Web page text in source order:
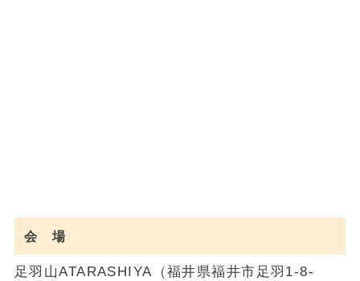
会 場
足羽山ATARASHIYA（福井県福井市足羽1-8-